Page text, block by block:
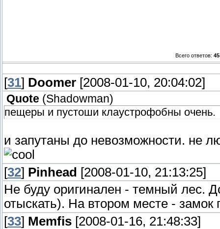
Всего ответов: 45
[31] Doomer [2008-01-10, 20:04:02]
Quote (Shadowman)
пещеры и пустоши клаустрофобны очень.
и запутаны до невозможности. не
[32] Pinhead [2008-01-10, 21:13:25]
Не буду оригинален - темный лес.
отыскать). На втором месте - замок
[33] Memfis [2008-01-16, 21:48:33]